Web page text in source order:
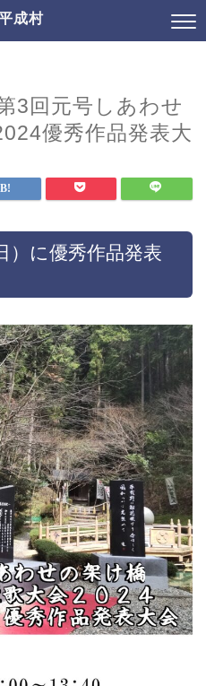
成村
3回元号しあわせ
優秀作品発表大
）に優秀作品発表